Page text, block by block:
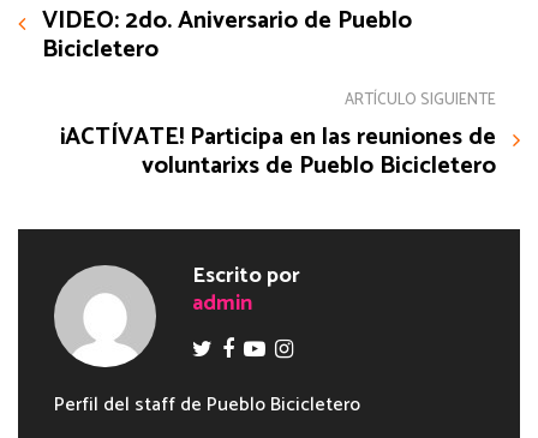
VIDEO: 2do. Aniversario de Pueblo
Bicicletero
ARTÍCULO SIGUIENTE
¡ACTÍVATE! Participa en las reuniones de
voluntarixs de Pueblo Bicicletero
Escrito por
admin
Perfil del staff de Pueblo Bicicletero